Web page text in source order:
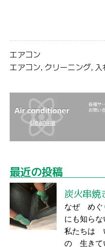
エアコン
エアコン, クリーニング,
最近の投稿
炭火串焼
なぜ めぐ
にも知ら
私たちは
の 生きて